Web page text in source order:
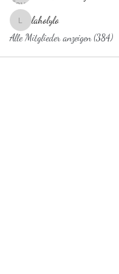
laholylo
laholylo
Alle Mitglieder anzeigen (384)